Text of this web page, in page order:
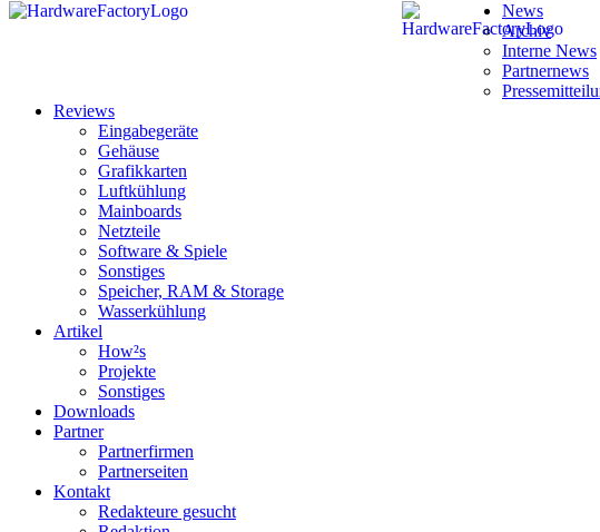
News
Archiv
Interne News
Partnernews
Reviews
Eingabegeräte
Gehäuse
Grafikkarten
Luftkühlung
Mainboards
Netzteile
Software & Spiele
Sonstiges
Speicher, RAM & Storage
Wasserkühlung
Artikel
How²s
Projekte
Sonstiges
Downloads
Partner
Partnerfirmen
Partnerseiten
Kontakt
Redakteure gesucht